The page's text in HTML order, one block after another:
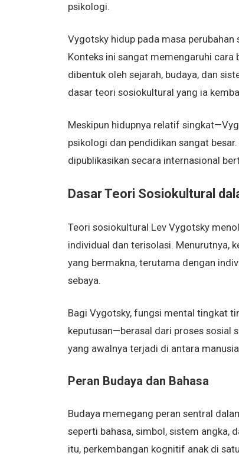
psikologi.
Vygotsky hidup pada masa
Konteks ini sangat memengaruhi cara
dibentuk oleh sejarah, budaya, dan
dasar teori sosiokultural yang ia
Meskipun hidupnya relatif
psikologi dan pendidikan sangat
dipublikasikan secara internasional
Dasar Teori Sosiokultural
Teori sosiokultural Lev Vygotsky
individual dan terisolasi. Menurutnya,
yang bermakna, terutama dengan
sebaya.
Bagi Vygotsky, fungsi mental tingkat
keputusan—berasal dari proses sosial
yang awalnya terjadi di antara
Peran Budaya dan Bahasa
Budaya memegang peran sentral
seperti bahasa, simbol, sistem angka,
itu, perkembangan kognitif anak di